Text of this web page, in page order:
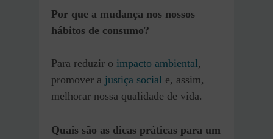
Por que a mudança nos nossos
hábitos de consumo?
Para reduzir o impacto ambiental,
promover a justiça social e, assim,
melhorar nossa qualidade de vida.
Quais são as dicas práticas para um